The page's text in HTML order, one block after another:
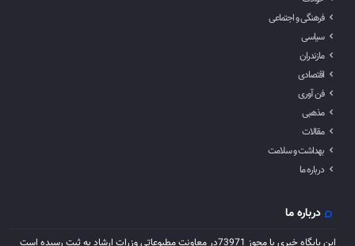
فرهنگی و اجتماعی
سیاسی
مازندران
اقتصادی
فن آوری
مذهبی
مقالات
بهداشت و سلامت
درباره ما
درباره ما
این پایگاه خبری با مجوز 73971در معاونت مطبوعاتی وزرات ارشاد به ثبت رسیده است